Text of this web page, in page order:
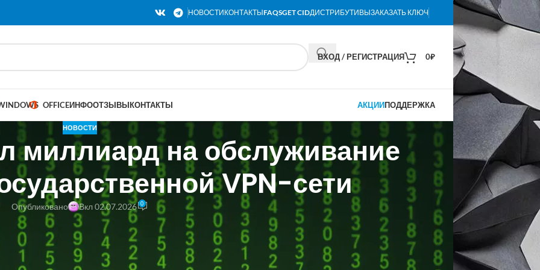
НОВОСТИКОНТАКТЫFAQSGET CIDДИСТРИБУТИВЫЗАКАЗАТЬ КЛЮЧ
ВХОД / РЕГИСТРАЦИЯ 0₽
OFFICEИНФООТЗЫВЫКОНТАКТЫ АКЦИИПОДДЕРЖКА
НОВОСТИ
на обслуживание
VPN-сети
Опубликовано Вкл 02.07.2026 0
(СФР) разместил на портале госзакупок масштабный тендер на комплексное сопровождение средств
информации ViPNet. На эти цели из бюджета выделено 898,1 млн рублей. Заявки на участие в
до 3 июля 2026 года, итоги планируется подвести 6 июля. Техническое задание предполагает
средств, развернутых в центральном аппарате, всех территориальных органах и